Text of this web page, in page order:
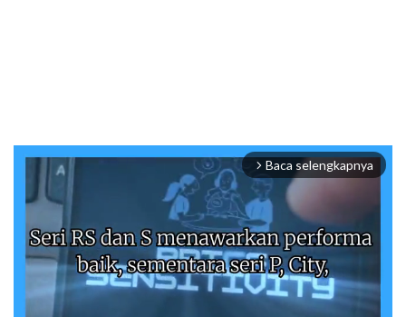
arrow_forward_ios Baca selengkapnya